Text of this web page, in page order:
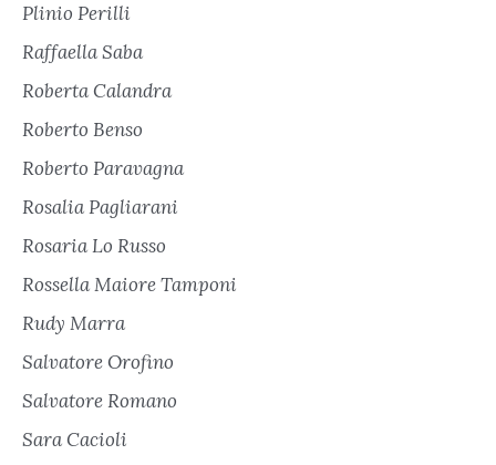
Plinio Perilli
Raffaella Saba
Roberta Calandra
Roberto Benso
Roberto Paravagna
Rosalia Pagliarani
Rosaria Lo Russo
Rossella Maiore Tamponi
Rudy Marra
Salvatore Orofino
Salvatore Romano
Sara Cacioli